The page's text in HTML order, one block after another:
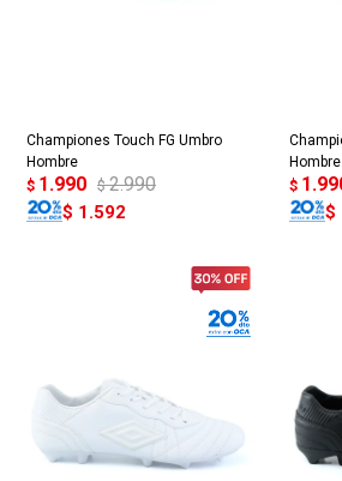
Championes Touch FG Umbro
Hombre
$ 1.990 $ 2.990
$ 1.592
Hombre
$
$